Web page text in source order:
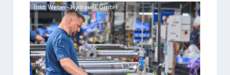
Bild: Weber- Hydraulik GmbH